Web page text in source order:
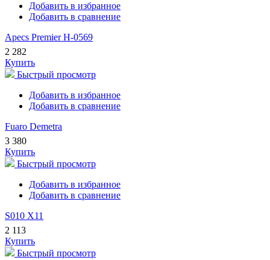
Добавить в избранное
Добавить в сравнение
Apecs Premier H-0569
2 282
Купить
Быстрый просмотр
Добавить в избранное
Добавить в сравнение
Fuaro Demetra
3 380
Купить
Быстрый просмотр
Добавить в избранное
Добавить в сравнение
S010 X11
2 113
Купить
Быстрый просмотр